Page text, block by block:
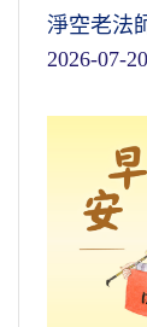
淨空老法
2026-07-20